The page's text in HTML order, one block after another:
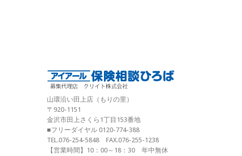
山環沿い田上店（もりの里）
〒920-1151
金沢市田上さくら1丁目153番地
■フリーダイヤル 0120-774-388
TEL.076-254-5848 FAX.076-255-1238
【営業時間】10：00～18：30 年中無休